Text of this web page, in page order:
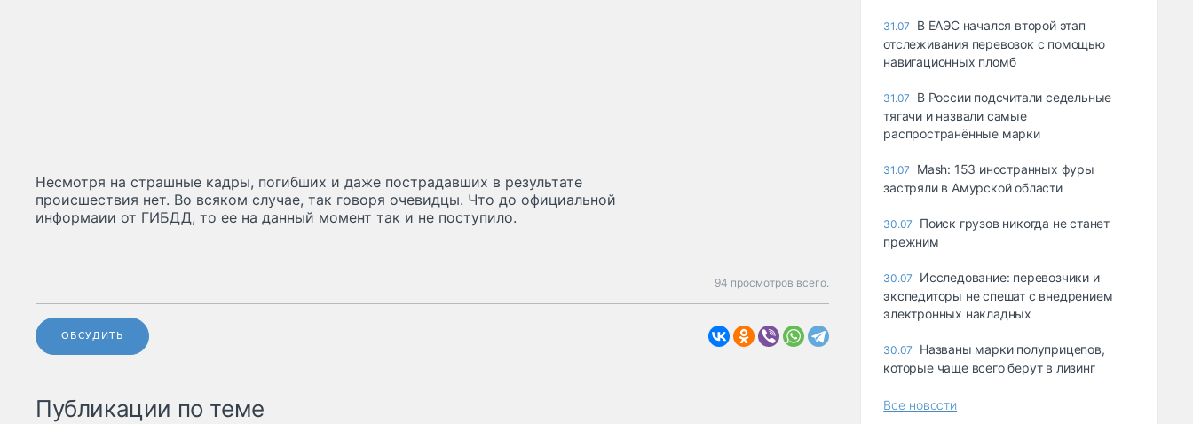
Несмотря на страшные кадры, погибших и даже пострадавших в результате
происшествия нет. Во всяком случае, так говоря очевидцы. Что до официальной
информаии от ГИБДД, то ее на данный момент так и не поступило.
94 просмотров всего.
ОБСУДИТЬ
Публикации по теме
31.07
В ЕАЭС начался второй этап
отслеживания перевозок с помощью
навигационных пломб
31.07
В России подсчитали седельные
тягачи и назвали самые
распространённые марки
31.07
Mash: 153 иностранных фуры
застряли в Амурской области
30.07
Поиск грузов никогда не станет
прежним
30.07
Исследование: перевозчики и
экспедиторы не спешат с внедрением
электронных накладных
30.07
Названы марки полуприцепов,
которые чаще всего берут в лизинг
Все новости